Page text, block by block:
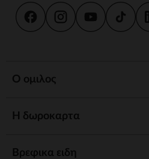
Ο ομιλος
Η δωροκαρτα
Βρεφικα ειδη